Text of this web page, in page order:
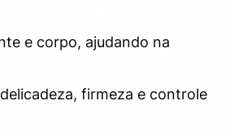
e corpo, ajudando na
firmeza e controle